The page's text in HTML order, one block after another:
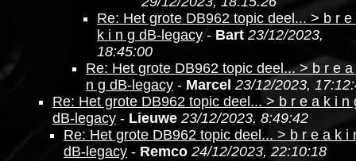
Re: Het grote DB962 topic deel... > b r e
k i n g dB-legacy- Bart 23/12/2023,
18:45:00
Re: Het grote DB962 topic deel... > b r e a
n g dB-legacy - Marcel 23/12/2023,
Re: Het grote DB962 topic deel... > b r e a k i n
dB-legacy - Lieuwe 23/12/2023, 8:49:42
Re: Het grote DB962 topic deel... > b r e a k i
dB-legacy - Remco 24/12/2023, 22:10:18